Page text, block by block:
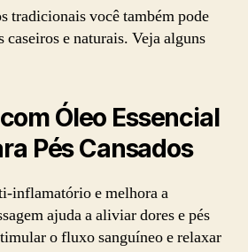
tradicionais você também pode
caseiros e naturais. Veja alguns
Óleo Essencial
Pés Cansados
inflamatório e melhora a
ajuda a aliviar dores e pés
o fluxo sanguíneo e relaxar